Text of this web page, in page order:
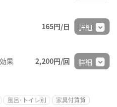
165円/日 詳細
果
2,200円/回 詳細
風呂･トイレ別
家具付賃貸